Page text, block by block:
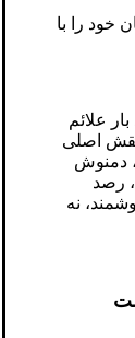
خود را با
علائم
نقش اصلی
دمنوش
رصد
نه